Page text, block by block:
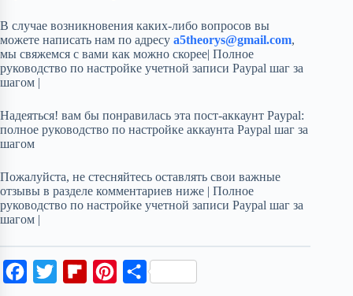
В случае возникновения каких-либо вопросов вы
можете написать нам по адресу a5theorys@gmail.com,
мы свяжемся с вами как можно скорее| Полное
руководство по настройке учетной записи Paypal шаг за
шагом |
Надеяться! вам бы понравилась эта пост-аккаунт Paypal:
полное руководство по настройке аккаунта Paypal шаг за
шагом
Пожалуйста, не стесняйтесь оставлять свои важные
отзывы в разделе комментариев ниже | Полное
руководство по настройке учетной записи Paypal шаг за
шагом |
S